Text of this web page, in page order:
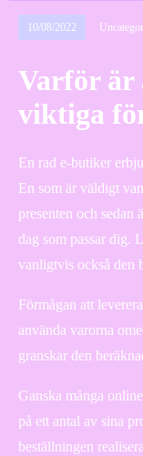
10/08/2022
Varför är
viktiga
En rad e-butiker
En som är väldigt
presenten och sedan
dag som passar dig.
vanligtvis också den
Förmågan att
använda varorna
granskar den
Ganska många
på ett antal av sina
beställningen